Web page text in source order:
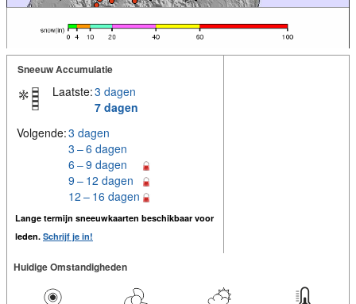
Sneeuw Accumulatie
Laatste:3 dagen
7 dagen
Volgende:3 dagen
3 – 6 dagen
6 – 9 dagen
9 – 12 dagen
12 – 16 dagen
Lange termijn sneeuwkaarten beschikbaar voor
leden. Schrijf je in!
Huidige Omstandigheden